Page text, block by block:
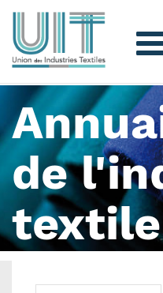
de
textile